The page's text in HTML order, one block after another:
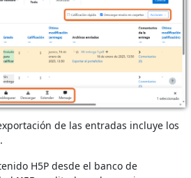
de las entradas incluye los
H5P desde el banco de